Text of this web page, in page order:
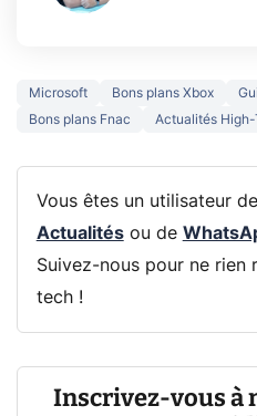
Microsoft Bons plans Xbox
Bons plans Fnac
Actualités High-
Vous êtes un utilisateur de
Actualitésou de
Suivez-nous pour ne rien
tech !
Inscrivez-vous à